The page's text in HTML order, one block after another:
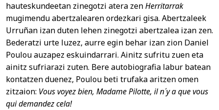
hauteskundeetan zinegotzi atera zenHerritarrak
mugimendu abertzalearen ordezkari gisa. Abertzaleek
Urruñan izan duten lehen zinegotzi abertzalea izan zen.
Bederatzi urte luzez, aurre egin behar izan zion Daniel
Poulou auzapez eskuindarrari. Ainitz sufritu zuen eta
ainitz sufriarazi zuten. Bere autobiografia labur batean
kontatzen duenez, Poulou beti trufaka aritzen omen
zitzaion: Vous voyez bien, Madame Pilotte, il n´y a que vous
qui demandez cela!